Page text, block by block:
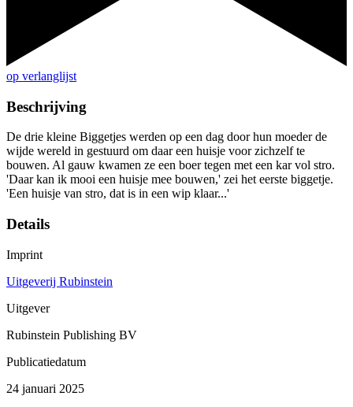
op verlanglijst
Beschrijving
De drie kleine Biggetjes werden op een dag door hun moeder de
wijde wereld in gestuurd om daar een huisje voor zichzelf te
bouwen. Al gauw kwamen ze een boer tegen met een kar vol stro.
'Daar kan ik mooi een huisje mee bouwen,' zei het eerste biggetje.
'Een huisje van stro, dat is in een wip klaar...'
Details
Imprint
Uitgeverij Rubinstein
Uitgever
Rubinstein Publishing BV
Publicatiedatum
24 januari 2025